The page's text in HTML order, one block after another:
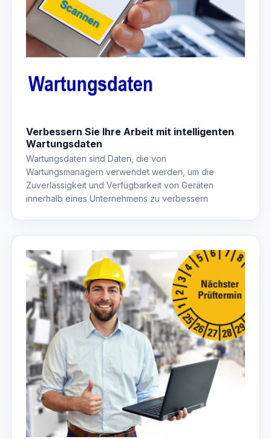
Verbessern Sie Ihre Arbeit mit intelligenten
Wartungsdaten
Wartungsdaten sind Daten, die von
Wartungsmanagern verwendet werden, um die
Zuverlässigkeit und Verfügbarkeit von Geräten
innerhalb eines Unternehmens zu verbessern